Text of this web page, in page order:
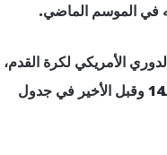
في الموسم الماضي.
الأمريكي لكرة القدم،
بعدما خرج من الفرق الـ9 الأولى في مجموعة المؤتمر الشرقي، حيث احتل المركز الـ14 وقبل الأخير في جدول